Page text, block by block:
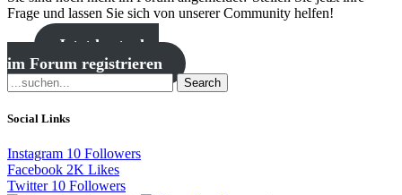
Frage und lassen Sie sich von unserer Community helfen!
Jetzt kostenlos
im Forum registrieren
Search
Social Links
Instagram 10 Followers
Facebook 2K Likes
Twitter 10 Followers